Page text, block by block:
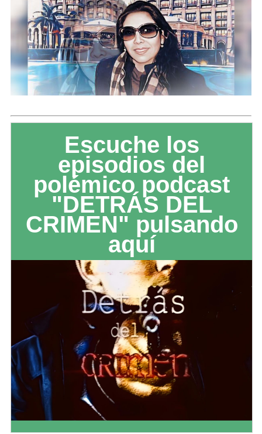
Escuche los
episodios del
polémico podcast
"DETRÁS DEL
CRIMEN" pulsando
aquí